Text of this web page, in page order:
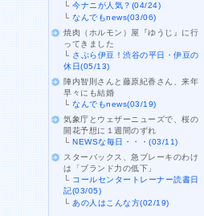
└今ナニが人気？(04/24)
└なんでもnews(03/06)
焼肉（ホルモン）屋『ゆうじ』に行
ってきました
└ さぷら伊豆！渋谷の平日・伊豆の
休日(05/13)
陣内智則さんと藤原紀香さん、来年
早々にも結婚
└なんでもnews(03/19)
気象庁とウェザーニューズで、桜の
開花予想に１週間のずれ
└NEWSな毎日・・・(03/11)
スターバックス、急ブレーキのわけ
は「ブランド力の低下」
└ コールセンタートレーナー読書日
記(03/05)
└ あの人はこんな方(02/19)